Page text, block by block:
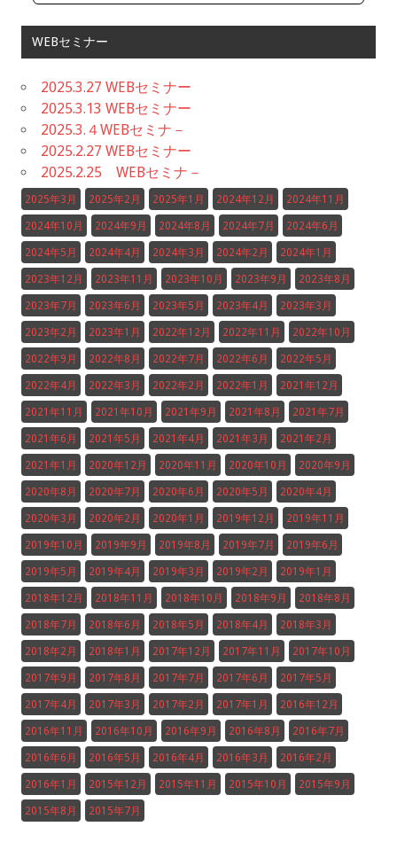
WEBセミナー
2025.3.27 WEBセミナー
2025.3.13 WEBセミナー
2025.3.４WEBセミナ－
2025.2.27 WEBセミナー
2025.2.25 WEBセミナ－
2025年3月 2025年2月 2025年1月 2024年12月 2024年11月
2024年10月 2024年9月 2024年8月 2024年7月 2024年6月
2024年5月 2024年4月 2024年3月 2024年2月 2024年1月
2023年12月 2023年11月 2023年10月 2023年9月 2023年8月
2023年7月 2023年6月 2023年5月 2023年4月 2023年3月
2023年2月 2023年1月 2022年12月 2022年11月 2022年10月
2022年9月 2022年8月 2022年7月 2022年6月 2022年5月
2022年4月 2022年3月 2022年2月 2022年1月 2021年12月
2021年11月 2021年10月 2021年9月 2021年8月 2021年7月
2021年6月 2021年5月 2021年4月 2021年3月 2021年2月
2021年1月 2020年12月 2020年11月 2020年10月 2020年9月
2020年8月 2020年7月 2020年6月 2020年5月 2020年4月
2020年3月 2020年2月 2020年1月 2019年12月 2019年11月
2019年10月 2019年9月 2019年8月 2019年7月 2019年6月
2019年5月 2019年4月 2019年3月 2019年2月 2019年1月
2018年12月 2018年11月 2018年10月 2018年9月 2018年8月
2018年7月 2018年6月 2018年5月 2018年4月 2018年3月
2018年2月 2018年1月 2017年12月 2017年11月 2017年10月
2017年9月 2017年8月 2017年7月 2017年6月 2017年5月
2017年4月 2017年3月 2017年2月 2017年1月 2016年12月
2016年11月 2016年10月 2016年9月 2016年8月 2016年7月
2016年6月 2016年5月 2016年4月 2016年3月 2016年2月
2016年1月 2015年12月 2015年11月 2015年10月 2015年9月
2015年8月 2015年7月